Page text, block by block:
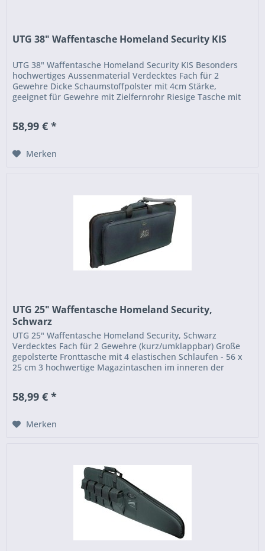
UTG 38" Waffentasche Homeland Security KIS
UTG 38" Waffentasche Homeland Security KIS Besonders
hochwertiges Aussenmaterial Verdecktes Fach für 2
Gewehre Dicke Schaumstoffpolster mit 4cm Stärke,
geeignet für Gewehre mit Zielfernrohr Riesige Tasche mit
58,99 € *
Merken
UTG 25" Waffentasche Homeland Security,
Schwarz
UTG 25" Waffentasche Homeland Security, Schwarz
Verdecktes Fach für 2 Gewehre (kurz/umklappbar) Große
gepolsterte Fronttasche mit 4 elastischen Schlaufen - 56 x
25 cm 3 hochwertige Magazintaschen im inneren der
58,99 € *
Merken